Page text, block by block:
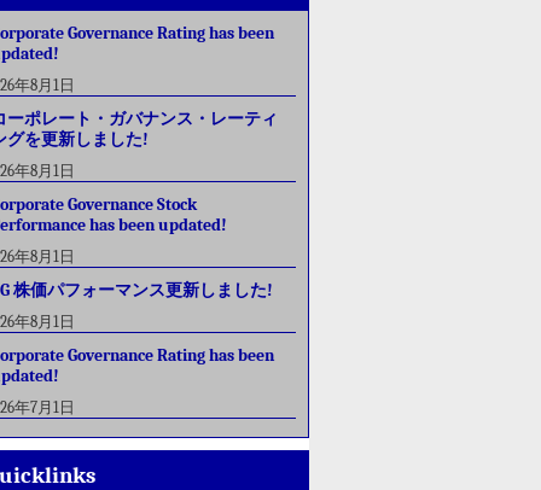
Governance Rating has been
年8月1日
ーポレート・ガバナンス・レーティ
グを更新しました!
年8月1日
Governance Stock
has been updated!
年8月1日
株価パフォーマンス更新しました!
年8月1日
Governance Rating has been
年7月1日